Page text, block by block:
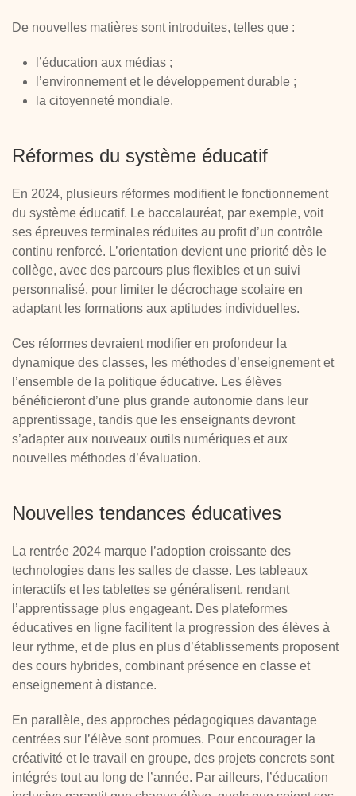
De nouvelles matières sont introduites, telles que :
l’éducation aux médias ;
l’environnement et le développement durable ;
la citoyenneté mondiale.
Réformes du système éducatif
En 2024, plusieurs réformes modifient le fonctionnement
du système éducatif. Le baccalauréat, par exemple, voit
ses épreuves terminales réduites au profit d’un contrôle
continu renforcé. L’orientation devient une priorité dès le
collège, avec des parcours plus flexibles et un suivi
personnalisé, pour limiter le décrochage scolaire en
adaptant les formations aux aptitudes individuelles.
Ces réformes devraient modifier en profondeur la
dynamique des classes, les méthodes d’enseignement et
l’ensemble de la politique éducative. Les élèves
bénéficieront d’une plus grande autonomie dans leur
apprentissage, tandis que les enseignants devront
s’adapter aux nouveaux outils numériques et aux
nouvelles méthodes d’évaluation.
Nouvelles tendances éducatives
La rentrée 2024 marque l’adoption croissante des
technologies dans les salles de classe. Les tableaux
interactifs et les tablettes se généralisent, rendant
l’apprentissage plus engageant. Des plateformes
éducatives en ligne facilitent la progression des élèves à
leur rythme, et de plus en plus d’établissements proposent
des cours hybrides, combinant présence en classe et
enseignement à distance.
En parallèle, des approches pédagogiques davantage
centrées sur l’élève sont promues. Pour encourager la
créativité et le travail en groupe, des projets concrets sont
intégrés tout au long de l’année. Par ailleurs, l’éducation